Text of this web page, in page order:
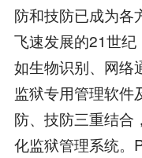
防和技防已成为各
飞速发展的21世纪
如生物识别、网络
监狱专用管理软件
防、技防三重结合
化监狱管理系统。